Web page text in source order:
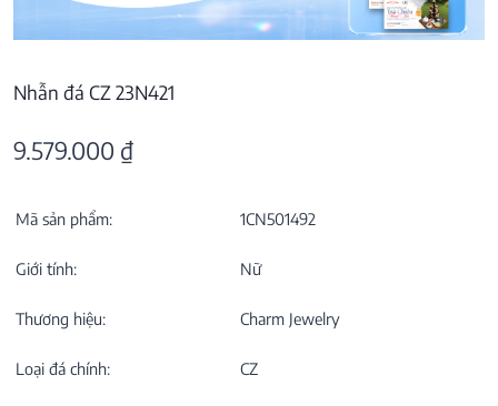
Nhẫn đá CZ 23N421
9.579.000 ₫
Mã sản phẩm: 1CN501492
Giới tính: Nữ
Thương hiệu: Charm Jewelry
Loại đá chính: CZ